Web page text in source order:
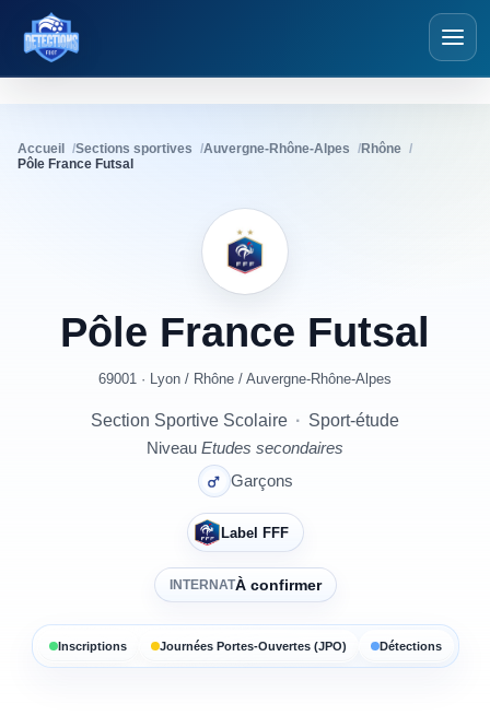
Détections Foot
Accueil Sections sportives Auvergne-Rhône-Alpes
Rhône
Pôle France Futsal
Pôle France Futsal
69001 · Lyon / Rhône / Auvergne-Rhône-Alpes
Section Sportive Scolaire · Sport-étude
Niveau Etudes secondaires
Garçons
Label FFF
INTERNATÀ confirmer
Inscriptions Journées Portes-Ouvertes (JPO) Détections